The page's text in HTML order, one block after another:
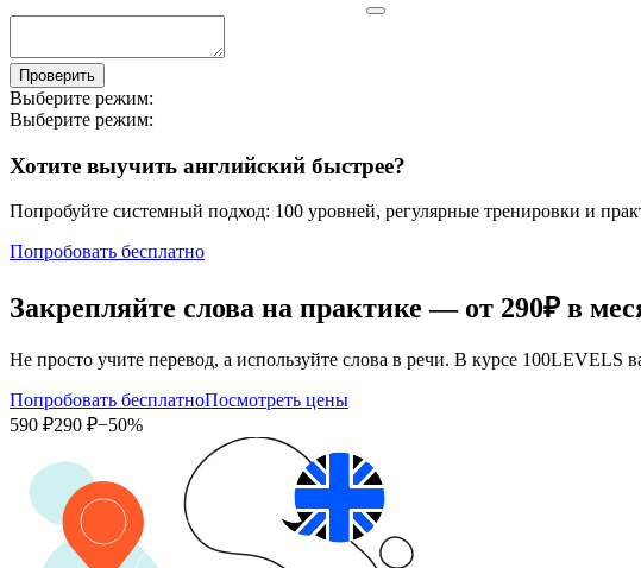
Проверить
Выберите режим:
Выберите режим:
Хотите выучить английский быстрее?
Попробуйте системный подход: 100 уровней, регулярные тренировки и
Попробовать бесплатно
Закрепляйте слова на практике — от 290₽ в
Не просто учите перевод, а используйте слова в речи. В курсе
Попробовать бесплатноПосмотреть цены
590 ₽290 ₽−50%